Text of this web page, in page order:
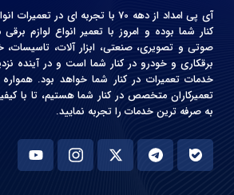
آی پی امداد از دهه 70 با تجربه ای در
کنار شما بوده و امروز با تعمیر انواع لوازم
صوتی و‌ تصویری، صنعتی، ابزار آلات، تاسیسات،
برقکاری و خودرو در کنار شما است و در آینده
خدمات تعمیرات در کنار شما خواهد بود. همواره
تعمیرکاران متخصص در کنار شما هستیم، تا با
به صرفه ترین خدمات را تجربه نمایید.